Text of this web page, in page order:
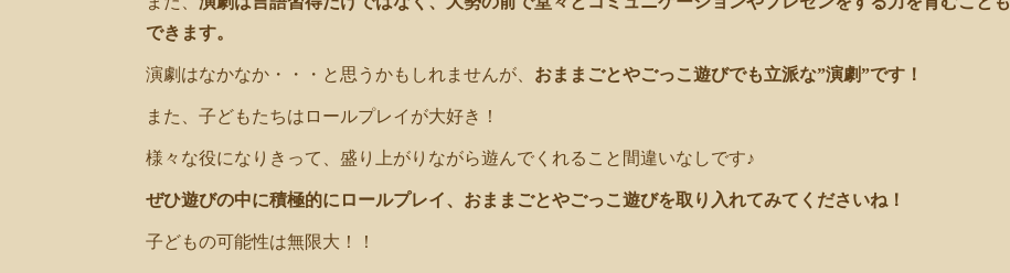
できます。
演劇はなかなか・・・と思うかもしれませんが、 おままごとやごっこ遊びでも立派な”演劇”です！
また、子どもたちはロールプレイが大好き！
様々な役になりきって、盛り上がりながら遊んでくれること間違いなしです♪
ぜひ遊びの中に積極的にロールプレイ、おままごとやごっこ遊びを取り入れてみてくださいね！
子どもの可能性は無限大！！